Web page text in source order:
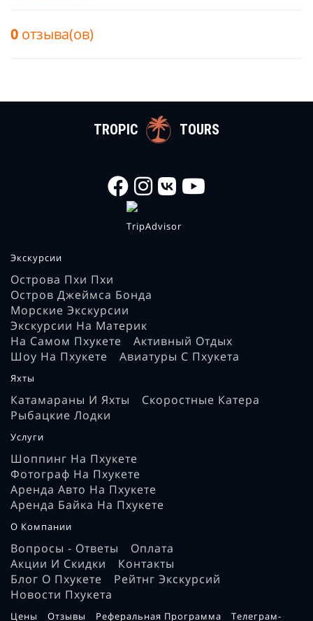
0 отзыва(ов)
TROPIC TOURS
Экскурсии
Острова Пхи Пхи
Остров Джеймса Бонда
Морские Экскурсии
Экскурсии На Материк
На Самом Пхукете
Активный Отдых
Шоу На Пхукете
Авиатуры С Пхукета
Яхты
Катамараны И Яхты
Скоростные Катера
Рыбацкие Лодки
Услуги
Шоппинг На Пхукете
Фотограф На Пхукете
Аренда Авто На Пхукете
Аренда Байка На Пхукете
О Компании
Вопросы - Ответы
Оплата
Акции И Скидки
Контакты
Блог О Пхукете
Рейтнг Экскурсий
Новости Пхукета
Цены Отзывы Реферальная Программа Телеграм-